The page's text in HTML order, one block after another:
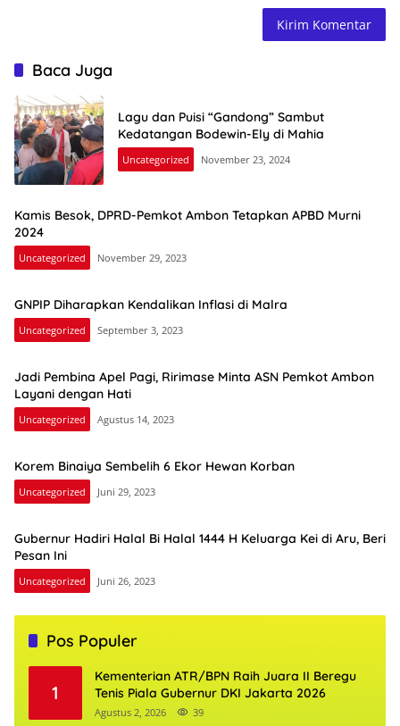
Baca Juga
Lagu dan Puisi “Gandong” Sambut
Kedatangan Bodewin-Ely di Mahia
Uncategorized November 23, 2024
Kamis Besok, DPRD-Pemkot Ambon Tetapkan APBD Murni
2024
Uncategorized November 29, 2023
GNPIP Diharapkan Kendalikan Inflasi di Malra
Uncategorized September 3, 2023
Jadi Pembina Apel Pagi, Ririmase Minta ASN Pemkot Ambon
Layani dengan Hati
Uncategorized Agustus 14, 2023
Korem Binaiya Sembelih 6 Ekor Hewan Korban
Uncategorized Juni 29, 2023
Gubernur Hadiri Halal Bi Halal 1444 H Keluarga Kei di Aru, Beri
Pesan Ini
Uncategorized Juni 26, 2023
Pos Populer
1
Kementerian ATR/BPN Raih Juara II Beregu
Tenis Piala Gubernur DKI Jakarta 2026
Agustus 2, 2026 39